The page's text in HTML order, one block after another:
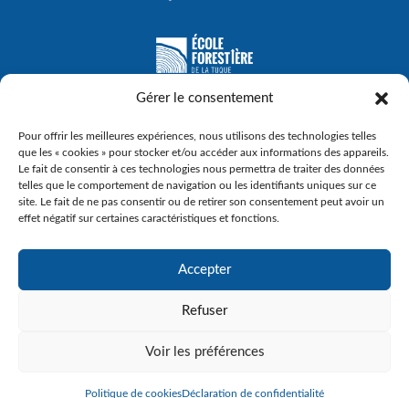
Gérer le consentement
Pour offrir les meilleures expériences, nous utilisons des technologies telles
que les « cookies » pour stocker et/ou accéder aux informations des appareils.
Le fait de consentir à ces technologies nous permettra de traiter des données
telles que le comportement de navigation ou les identifiants uniques sur ce
site. Le fait de ne pas consentir ou de retirer son consentement peut avoir un
effet négatif sur certaines caractéristiques et fonctions.
Accepter
Refuser
Voir les préférences
Politique de cookiesDéclaration de confidentialité